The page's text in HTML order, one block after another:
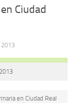
Ciudad
2013
en Ciudad Real